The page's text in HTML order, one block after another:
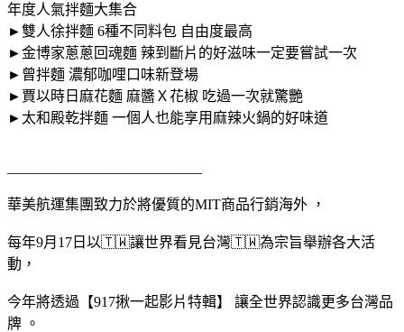
年度人氣拌麵大集合
►雙人徐拌麵 6種不同料包 自由度最高
►金博家蔥蔥回魂麵 辣到斷片的好滋味一定要嘗試一次
►曾拌麵 濃郁咖哩口味新登場
►賈以時日麻花麵 麻醬Ｘ花椒 吃過一次就驚艷
►太和殿乾拌麵 一個人也能享用麻辣火鍋的好味道
華美航運集團致力於將優質的MIT商品行銷海外 ，
每年9月17日以🇹🇼讓世界看見台灣🇹🇼為宗旨舉辦各大活
動，
今年將透過【917揪一起影片特輯】 讓全世界認識更多台灣品
牌 。